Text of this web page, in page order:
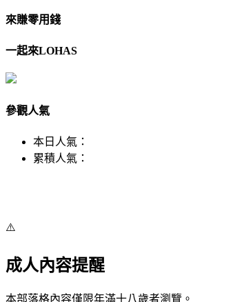
來賺零用錢
一起來LOHAS
參觀人氣
本日人氣：
累積人氣：
⚠️
成人內容提醒
本部落格內容僅限年滿十八歲者瀏覽。